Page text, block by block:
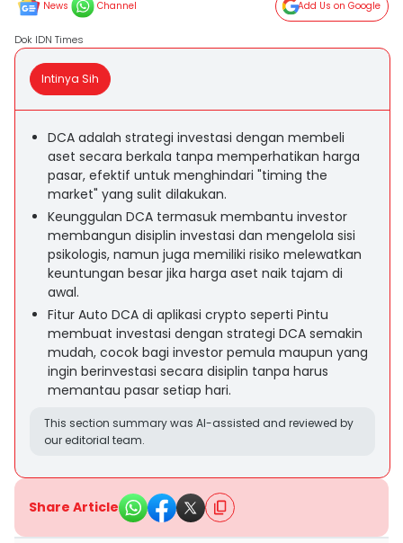
News Channel Add Us on Google
Dok IDN Times
Intinya Sih
DCA adalah strategi investasi dengan membeli
aset secara berkala tanpa memperhatikan harga
pasar, efektif untuk menghindari "timing the
market" yang sulit dilakukan.
Keunggulan DCA termasuk membantu investor
membangun disiplin investasi dan mengelola sisi
psikologis, namun juga memiliki risiko melewatkan
keuntungan besar jika harga aset naik tajam di
awal.
Fitur Auto DCA di aplikasi crypto seperti Pintu
membuat investasi dengan strategi DCA semakin
mudah, cocok bagi investor pemula maupun yang
ingin berinvestasi secara disiplin tanpa harus
memantau pasar setiap hari.
This section summary was AI-assisted and reviewed by
our editorial team.
Share Article